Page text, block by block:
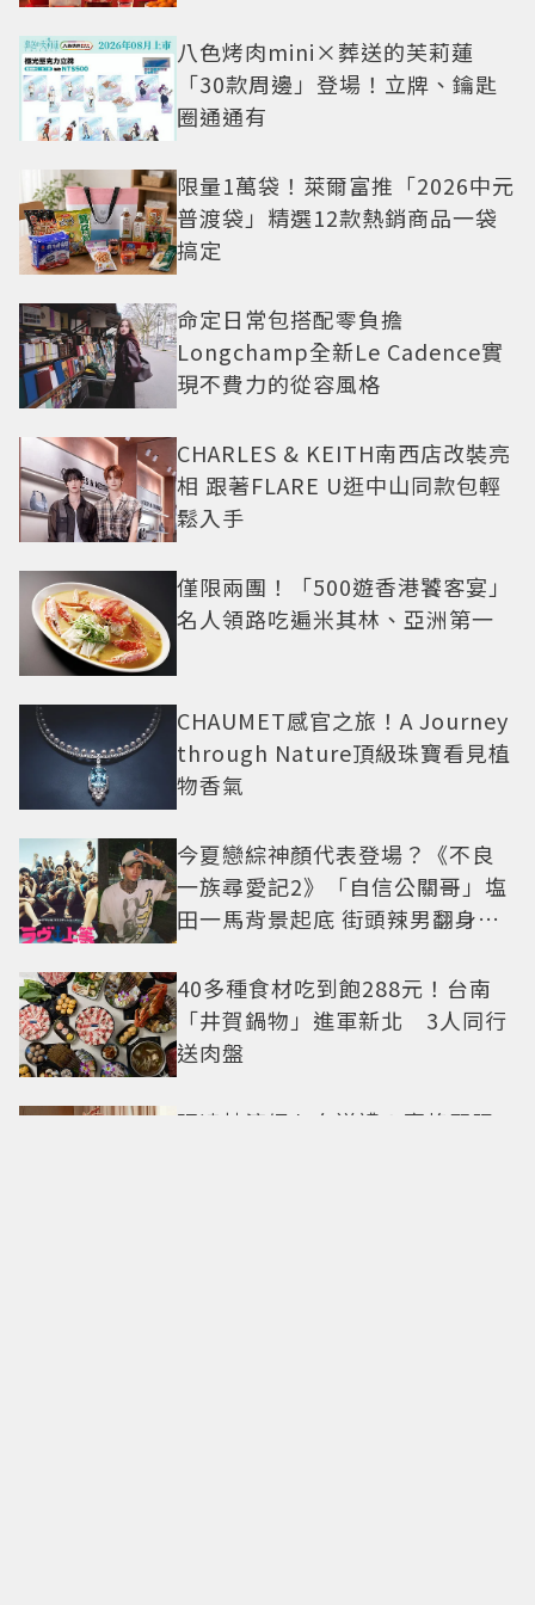
八色烤肉mini×葬送的芙莉蓮
「30款周邊」登場！立牌、鑰匙
圈通通有
限量1萬袋！萊爾富推「2026中元
普渡袋」精選12款熱銷商品一袋
搞定
命定日常包搭配零負擔
Longchamp全新Le Cadence實
現不費力的從容風格
CHARLES & KEITH南西店改裝亮
相 跟著FLARE U逛中山同款包輕
鬆入手
僅限兩團！「500遊香港饕客宴」
名人領路吃遍米其林、亞洲第一
CHAUMET感官之旅！A Journey
through Nature頂級珠寶看見植
物香氣
今夏戀綜神顏代表登場？《不良
一族尋愛記2》「自信公關哥」塩
田一馬背景起底 街頭辣男翻身當
40多種食材吃到飽288元！台南
「井賀鍋物」進軍新北 3人同行
送肉盤
張凌赫演繹七夕送禮！寶格麗限